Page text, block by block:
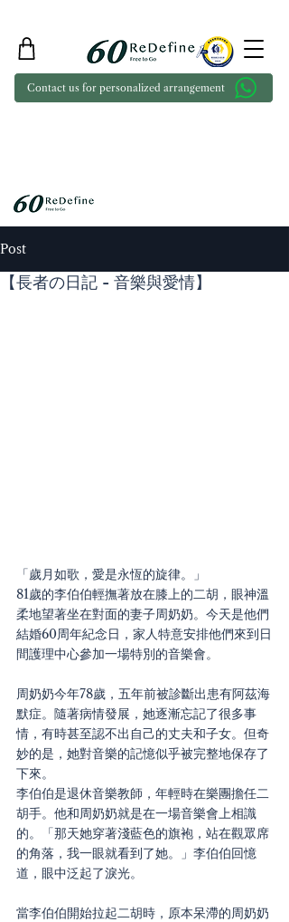
Contact us for personalized arrangement
Post
【長者の日記 - 音樂與愛情】
「歲月如歌，愛是永恆的旋律。」
81歲的李伯伯輕撫著放在膝上的二胡，眼神溫
柔地望著坐在對面的妻子周奶奶。今天是他們
結婚60周年紀念日，家人特意安排他們來到日
間護理中心參加一場特別的音樂會。
周奶奶今年78歲，五年前被診斷出患有阿茲海
默症。隨著病情發展，她逐漸忘記了很多事
情，有時甚至認不出自己的丈夫和子女。但奇
妙的是，她對音樂的記憶似乎被完整地保存了
下來。
李伯伯是退休音樂教師，年輕時在樂團擔任二
胡手。他和周奶奶就是在一場音樂會上相識
的。「那天她穿著淺藍色的旗袍，站在觀眾席
的角落，我一眼就看到了她。」李伯伯回憶
道，眼中泛起了淚光。
當李伯伯開始拉起二胡時，原本呆滯的周奶奶